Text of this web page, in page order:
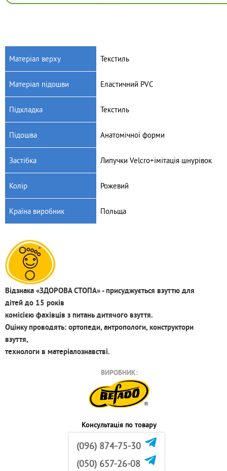
Befado Tim 351X002
625грн.
Befado Maxi 907P121
Матеріал верху Текстиль
Матеріал підошви Еластичний PVC
Підкладка Текстиль
Підошва Анатомічної форми
Застібка Липучки Velсro+імітація шнурівок
Колір Рожевий
Країна виробник Польща
Відзнака «ЗДОРОВА СТОПА» - присуджується взуттю для
дітей до 15 років
комісією фахівців з питань дитячого взуття.
Оцінку проводять: ортопеди, антропологи, конструктори
взуття,
технологи в матеріалознавстві.
ВИРОБНИК:
Консультація по товару
(096) 874-75-30
(050) 657-26-08